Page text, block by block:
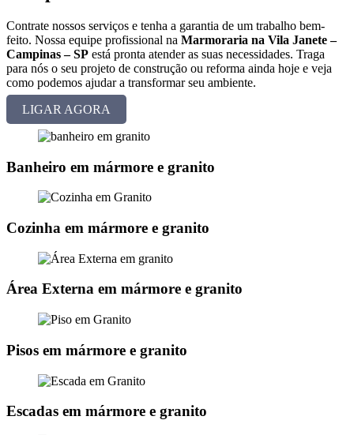
Contrate nossos serviços e tenha a garantia de um trabalho bem-
feito. Nossa equipe profissional na Marmoraria na Vila Janete –
Campinas – SP está pronta atender as suas necessidades. Traga
para nós o seu projeto de construção ou reforma ainda hoje e veja
como podemos ajudar a transformar seu ambiente.
LIGAR AGORA
Banheiro em mármore e granito
Cozinha em mármore e granito
Área Externa em mármore e granito
Pisos em mármore e granito
Escadas em mármore e granito